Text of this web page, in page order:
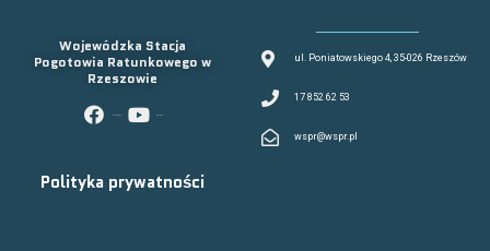
Wojewódzka Stacja
Pogotowia Ratunkowego w
Rzeszowie
Polityka prywatności
ul. Poniatowskiego 4, 35-026 Rzeszów
17 852 62 53
wspr@wspr.pl